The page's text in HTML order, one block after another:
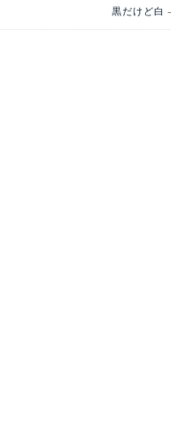
黒だけど白